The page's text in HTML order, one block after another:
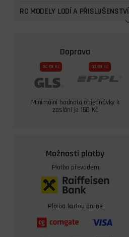
RC MODELY LODÍ A PŘISLUŠENSTVÍ
Doprava
Od 59 Kč Od 69 Kč
Minimální hodnota objednávky k
zaslání je 150 Kč
Možnosti platby
Platba převodem
Platba kartou online